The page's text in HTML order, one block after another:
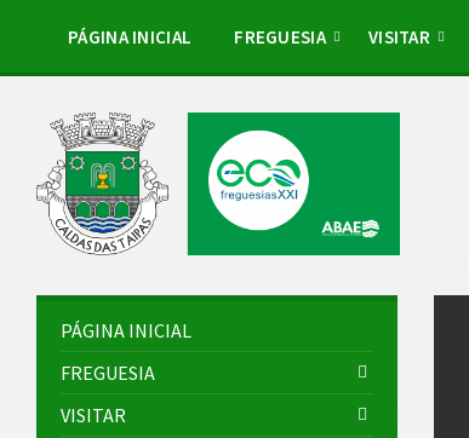
sidebar
PÁGINA INICIAL FREGUESIA VISITAR
PÁGINA INICIAL
FREGUESIA
VISITAR